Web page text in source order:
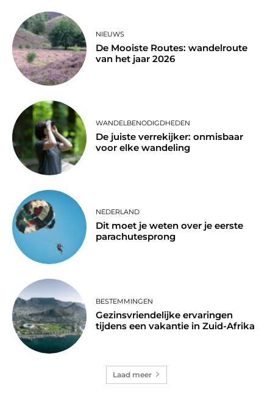
NIEUWS
De Mooiste Routes: wandelroute
van het jaar 2026
WANDELBENODIGDHEDEN
De juiste verrekijker: onmisbaar
voor elke wandeling
NEDERLAND
Dit moet je weten over je eerste
parachutesprong
BESTEMMINGEN
Gezinsvriendelijke ervaringen
tijdens een vakantie in Zuid-Afrika
Laad meer